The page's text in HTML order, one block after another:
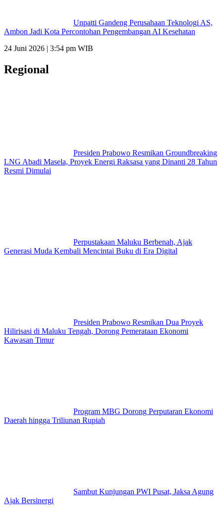
Unpatti Gandeng Perusahaan Teknologi AS,
Ambon Jadi Kota Percontohan Pengembangan AI Kesehatan
24 Juni 2026 | 3:54 pm WIB
Regional
Presiden Prabowo Resmikan Groundbreaking
LNG Abadi Masela, Proyek Energi Raksasa yang Dinanti 28 Tahun
Resmi Dimulai
Perpustakaan Maluku Berbenah, Ajak
Generasi Muda Kembali Mencintai Buku di Era Digital
Presiden Prabowo Resmikan Dua Proyek
Hilirisasi di Maluku Tengah, Dorong Pemerataan Ekonomi
Kawasan Timur
Program MBG Dorong Perputaran Ekonomi
Daerah hingga Triliunan Rupiah
Sambut Kunjungan PWI Pusat, Jaksa Agung
Ajak Bersinergi